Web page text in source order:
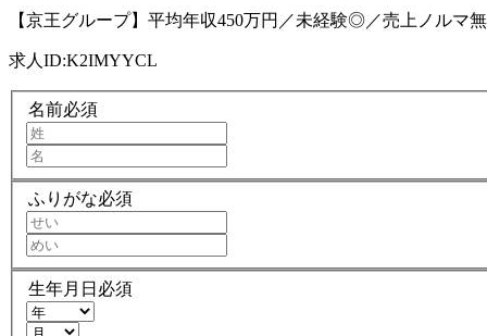
【京王グループ】平均年収450万円／未経験◎／売上ノルマ
求人ID:K2IMYYCL
名前必須
ふりがな必須
生年月日 必須